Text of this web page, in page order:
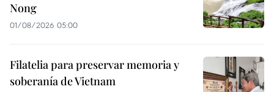
Nong
01/08/2026 05:00
Filatelia para preservar memoria y
soberanía de Vietnam